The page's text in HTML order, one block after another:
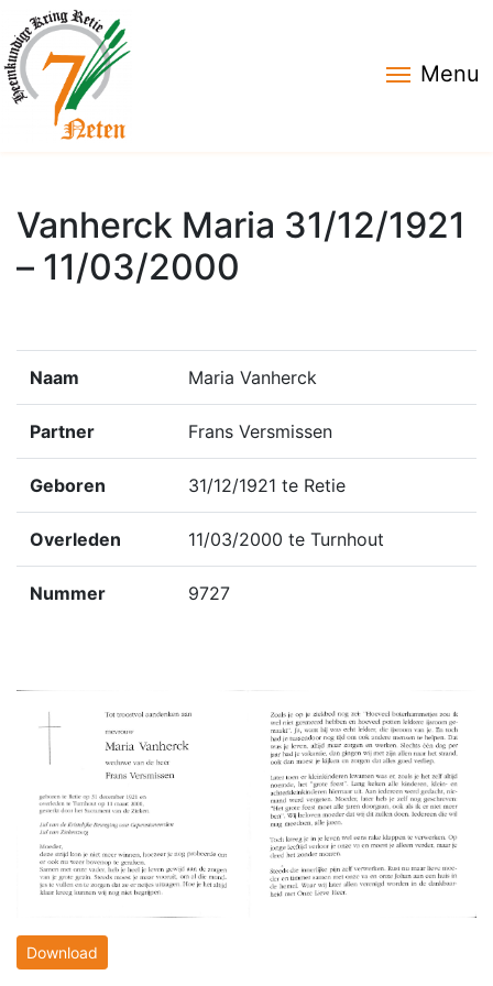
Menu
Vanherck Maria 31/12/1921
– 11/03/2000
Naam Maria Vanherck
Partner Frans Versmissen
Geboren 31/12/1921 te Retie
Overleden 11/03/2000 te Turnhout
Nummer 9727
Download